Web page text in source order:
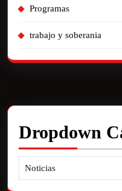
Programas
trabajo y soberania
Dropdown